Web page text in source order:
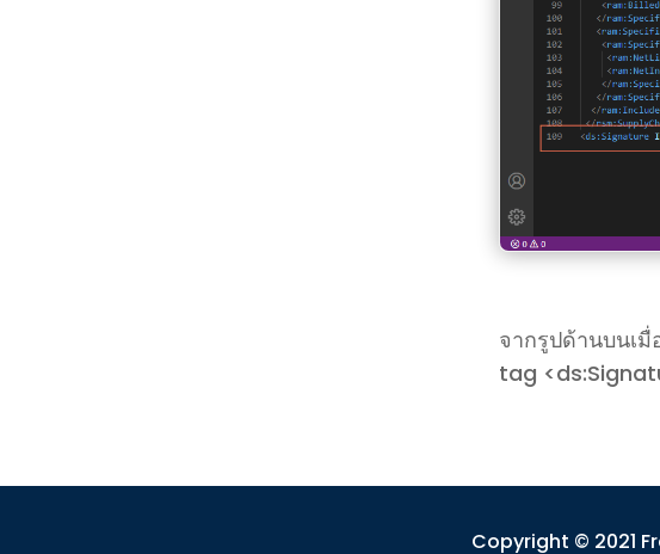
จากรูปด้านบนเ
tag
Copyright © 2021